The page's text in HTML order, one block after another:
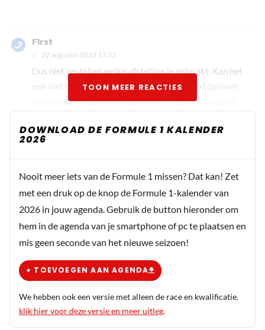
F1rst
22 augustus 2025 13:32
Dus niet vertellen welke afstelling je gebruikt. Kan het
ook niet tegen je gebruikt worden. De FIA zal dan niet
weten wat te doen om McLaren te helpen. Dat wordt
Ik denk dat iedereen tijdens d kwalificatie op
zaterdag al kan zien hoe de diverse afstelligen zijn.
Ook de FIA
Flip Flipflap
22 augustus 2025 14:36
TOON MEER REACTIES
DOWNLOAD DE FORMULE 1 KALENDER
2026
Nooit meer iets van de Formule 1 missen? Dat kan! Zet
met een druk op de knop de Formule 1-kalender van
2026 in jouw agenda. Gebruik de button hieronder om
hem in de agenda van je smartphone of pc te plaatsen en
mis geen seconde van het nieuwe seizoen!
+ TOEVOEGEN AAN AGENDA
We hebben ook een versie met alleen de race en kwalificatie.
klik hier voor deze versie en meer uitleg.